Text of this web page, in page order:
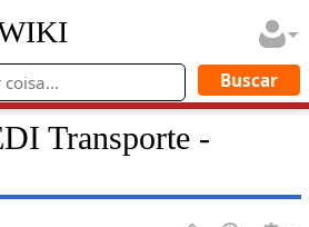
Transporte -